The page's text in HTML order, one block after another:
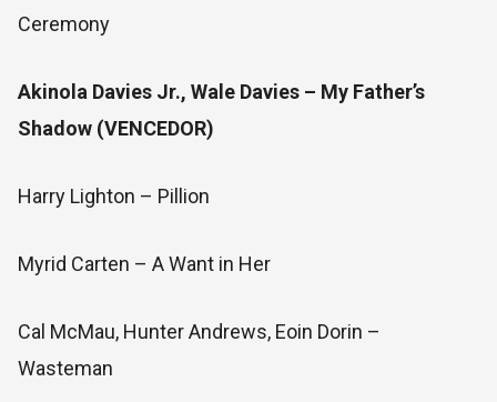
Ceremony
Akinola Davies Jr., Wale Davies – My Father’s
Shadow (VENCEDOR)
Harry Lighton – Pillion
Myrid Carten – A Want in Her
Cal McMau, Hunter Andrews, Eoin Dorin –
Wasteman